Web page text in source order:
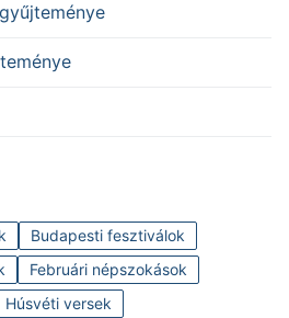
Budapesti fesztiválok
Februári népszokások
Húsvéti versek